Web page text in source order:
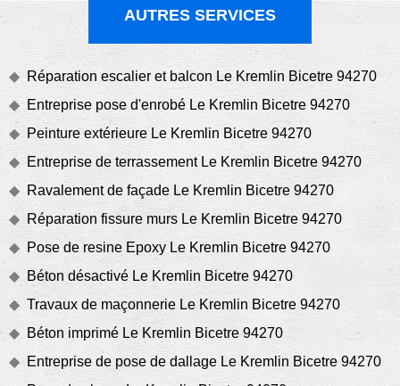
AUTRES SERVICES
Réparation escalier et balcon Le Kremlin Bicetre 94270
Entreprise pose d'enrobé Le Kremlin Bicetre 94270
Peinture extérieure Le Kremlin Bicetre 94270
Entreprise de terrassement Le Kremlin Bicetre 94270
Ravalement de façade Le Kremlin Bicetre 94270
Réparation fissure murs Le Kremlin Bicetre 94270
Pose de resine Epoxy Le Kremlin Bicetre 94270
Béton désactivé Le Kremlin Bicetre 94270
Travaux de maçonnerie Le Kremlin Bicetre 94270
Béton imprimé Le Kremlin Bicetre 94270
Entreprise de pose de dallage Le Kremlin Bicetre 94270